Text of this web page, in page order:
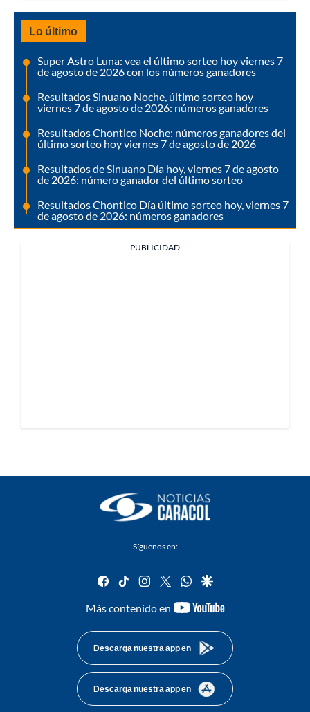
Lo último
Super Astro Luna: vea el último sorteo hoy viernes 7
de agosto de 2026 con los números ganadores
Resultados Sinuano Noche, último sorteo hoy
viernes 7 de agosto de 2026: números ganadores
Resultados Chontico Noche: números ganadores del
último sorteo hoy viernes 7 de agosto de 2026
Resultados de Sinuano Día hoy, viernes 7 de agosto
de 2026: número ganador del último sorteo
Resultados Chontico Día último sorteo hoy, viernes 7
de agosto de 2026: números ganadores
PUBLICIDAD
Síguenos en:
facebook
tiktok instagram
twitterwhatsapp
google
Más contenido en
youtube-
Descarga nuestra app en
Descarga nuestra app en